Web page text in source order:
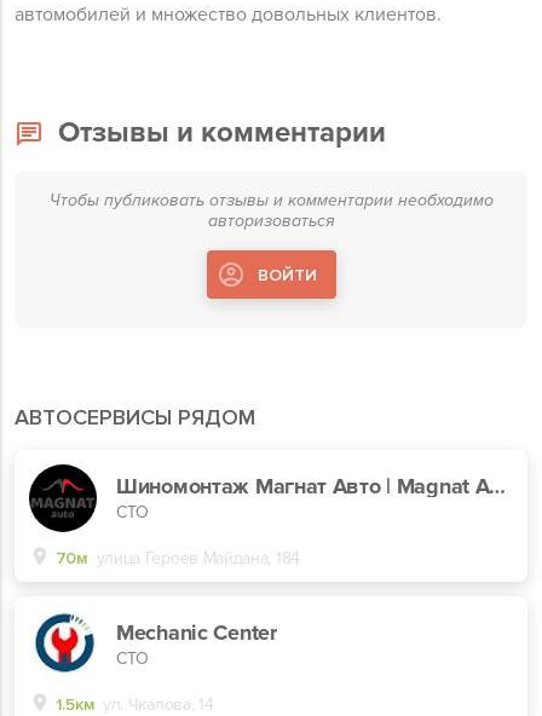
автомобилей и множество довольных клиентов.
АВТОСЕРВИСЫ РЯДОМ
Шиномонтаж Магнат Авто | Magnat Auto
СТО
70м улица Героев Майдана, 184
Mechanic Center
СТО
1.5км ул. Чкалова, 14
Отзывы и комментарии
Чтобы публиковать отзывы и комментарии необходимо
авторизоваться
ВОЙТИ